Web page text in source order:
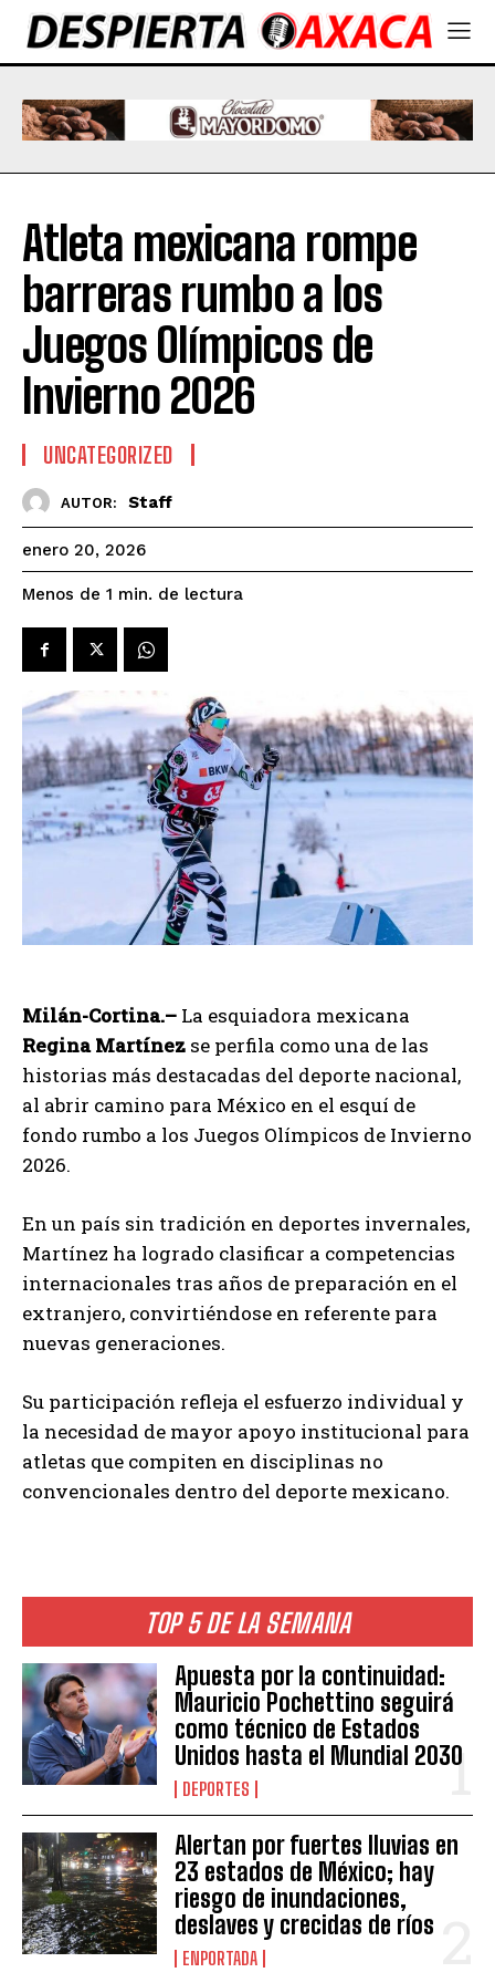
TOP 5 DE LA SEMANA
Apuesta por la continuidad:
Mauricio Pochettino seguirá
como técnico de Estados
Unidos hasta el Mundial 2030
DEPORTES
Alertan por fuertes lluvias en
23 estados de México; hay
riesgo de inundaciones,
deslaves y crecidas de ríos
ENPORTADA
Atleta mexicana rompe
barreras rumbo a los
Juegos Olímpicos de
Invierno 2026
UNCATEGORIZED
AUTOR: Staff
enero 20, 2026
Menos de 1 min. de lectura
Milán-Cortina.– La esquiadora mexicana
Regina Martínez se perfila como una de las
historias más destacadas del deporte nacional,
al abrir camino para México en el esquí de
fondo rumbo a los Juegos Olímpicos de Invierno
2026.
En un país sin tradición en deportes invernales,
Martínez ha logrado clasificar a competencias
internacionales tras años de preparación en el
extranjero, convirtiéndose en referente para
nuevas generaciones.
Su participación refleja el esfuerzo individual y
la necesidad de mayor apoyo institucional para
atletas que compiten en disciplinas no
convencionales dentro del deporte mexicano.